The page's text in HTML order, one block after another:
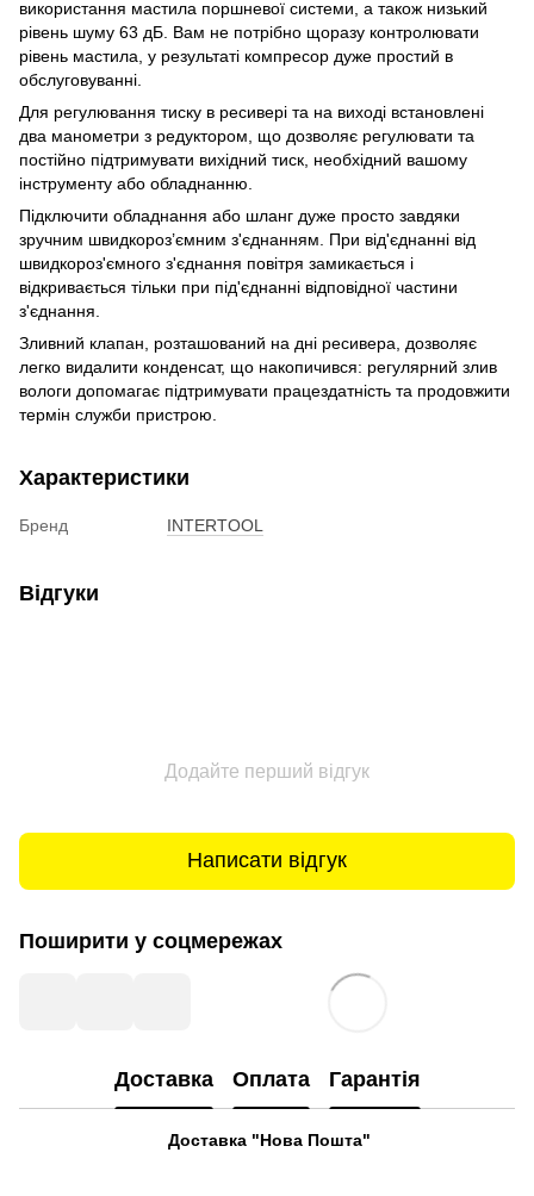
використання мастила поршневої системи, а також низький
рівень шуму 63 дБ. Вам не потрібно щоразу контролювати
рівень мастила, у результаті компресор дуже простий в
обслуговуванні.
Для регулювання тиску в ресивері та на виході встановлені
два манометри з редуктором, що дозволяє регулювати та
постійно підтримувати вихідний тиск, необхідний вашому
інструменту або обладнанню.
Підключити обладнання або шланг дуже просто завдяки
зручним швидкороз’ємним з'єднанням. При від'єднанні від
швидкороз'ємного з'єднання повітря замикається і
відкривається тільки при під'єднанні відповідної частини
з'єднання.
Зливний клапан, розташований на дні ресивера, дозволяє
легко видалити конденсат, що накопичився: регулярний злив
вологи допомагає підтримувати працездатність та продовжити
термін служби пристрою.
Характеристики
Бренд INTERTOOL
Відгуки
Додайте перший відгук
Написати відгук
Поширити у соцмережах
Доставка Оплата Гарантія
Доставка "Нова Пошта"